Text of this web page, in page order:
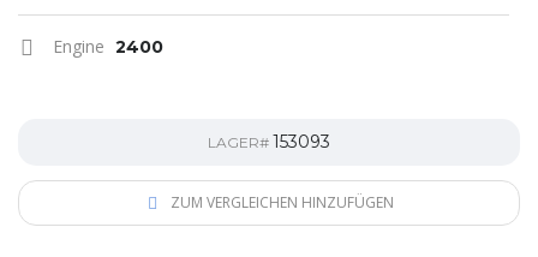
Engine 2400
LAGER# 153093
ZUM VERGLEICHEN HINZUFÜGEN